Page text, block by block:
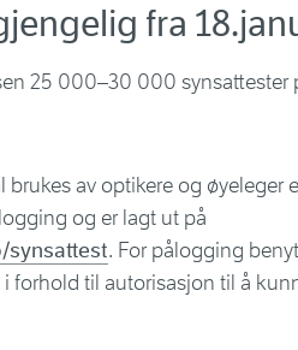
fra
25 000–30 000 synsattester
av optikere og øyeleger
og er lagt ut på
synsattest. For pålogging
i forhold til autorisasjon til å